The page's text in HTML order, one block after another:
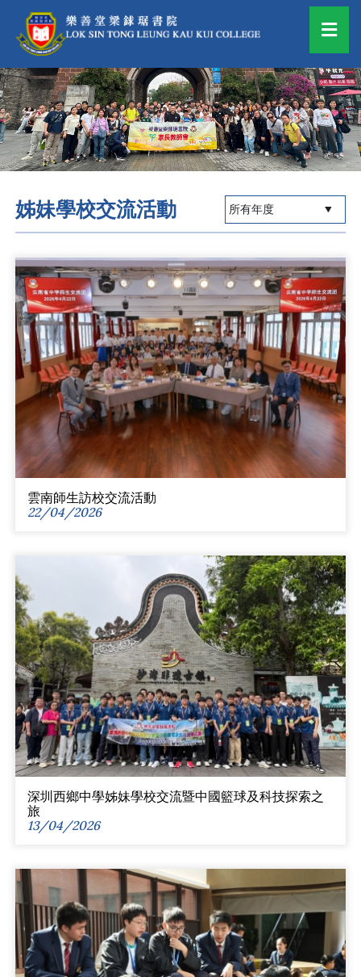
姊妹學校交流活動
雲南師生訪校交流活動
22/04/2026
深圳西鄉中學姊妹學校交流暨中國籃球及科技探索之
旅
13/04/2026